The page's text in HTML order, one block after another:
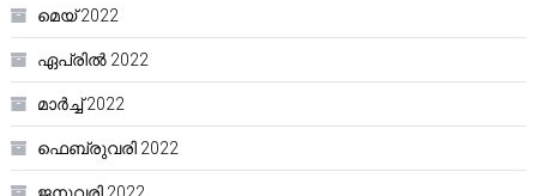
മെയ്‌ 2022
ഏപ്രിൽ 2022
മാർച്ച്‌ 2022
ഫെബ്രുവരി 2022